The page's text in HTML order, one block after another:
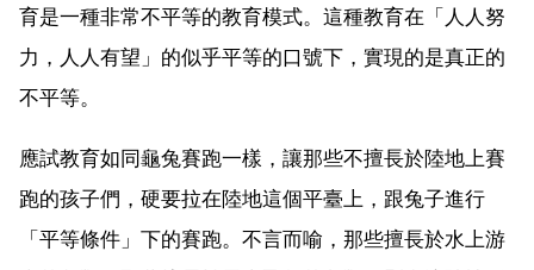
育是一種非常不平等的教育模式。這種教育在「人人努
力，人人有望」的似乎平等的口號下，實現的是真正的
不平等。
應試教育如同龜兔賽跑一樣，讓那些不擅長於陸地上賽
跑的孩子們，硬要拉在陸地這個平臺上，跟兔子進行
「平等條件」下的賽跑。不言而喻，那些擅長於水上游